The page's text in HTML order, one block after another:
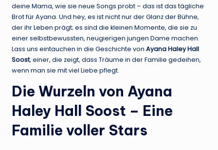
deine Mama, wie sie neue Songs probt – das ist das tägliche
Brot für Ayana. Und hey, es ist nicht nur der Glanz der Bühne,
der ihr Leben prägt; es sind die kleinen Momente, die sie zu
einer selbstbewussten, neugierigen jungen Dame machen.
Lass uns eintauchen in die Geschichte von Ayana Haley Hall
Soost, einer, die zeigt, dass Träume in der Familie gedeihen,
wenn man sie mit viel Liebe pflegt.
Die Wurzeln von Ayana
Haley Hall Soost – Eine
Familie voller Stars